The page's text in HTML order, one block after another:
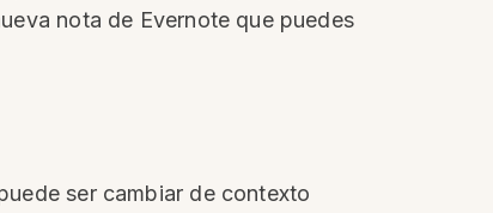
nota de Evernote que puedes
ser cambiar de contexto